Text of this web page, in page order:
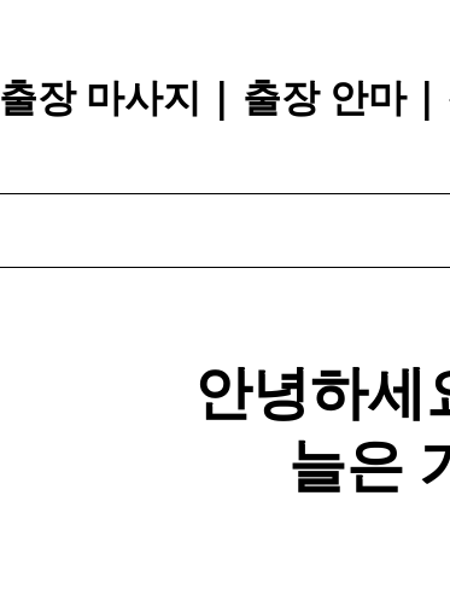
출장 마사지 | 출장 안마
안녕하세
늘은